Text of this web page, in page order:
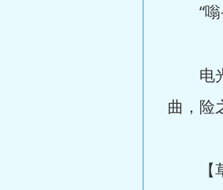
“嗡
电光
曲，险
【草,